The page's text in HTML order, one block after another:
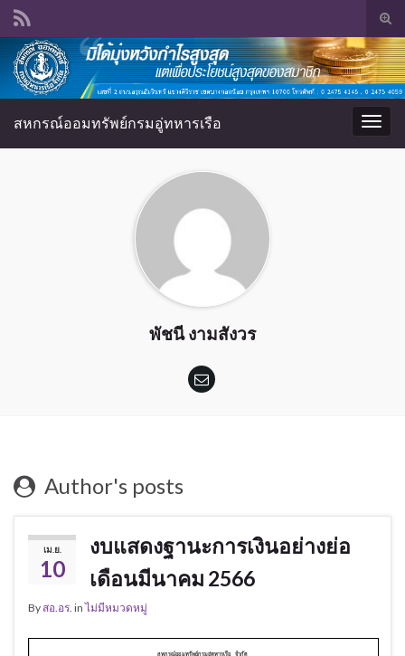
Search for:
สหกรณ์ออมทรัพย์กรมอู่ทหารเรือ
พัชนี งามสังวร
Author's posts
เม.ย.
10
งบแสดงฐานะการเงินอย่างย่อ
เดือนมีนาคม 2566
By สอ.อร. inไม่มีหมวดหมู่